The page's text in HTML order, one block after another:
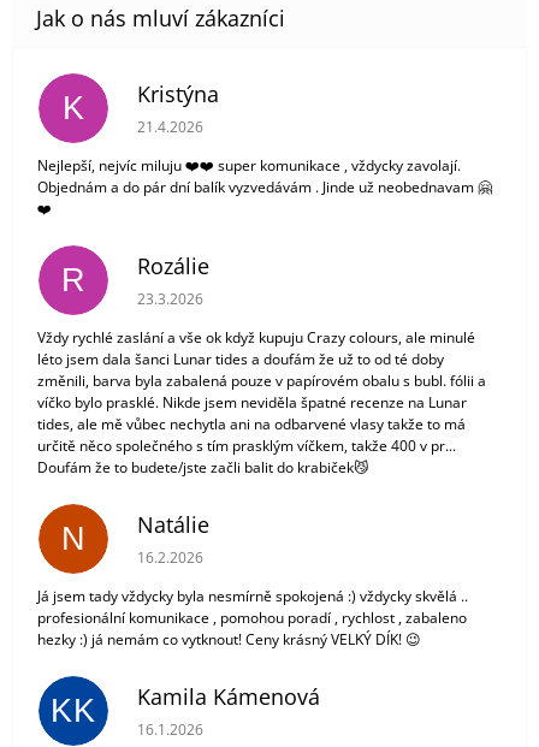
K Kristýna
Hodnocení obchodu je 5 z 5 hvězdiček.
21.4.2026
Nejlepší, nejvíc miluju ❤️❤️ super komunikace , vždycky zavolají.
Objednám a do pár dní balík vyzvedávám . Jinde už neobednavam 🤗
❤️
R Rozálie
Hodnocení obchodu je 3 z 5 hvězdiček.
23.3.2026
Vždy rychlé zaslání a vše ok když kupuju Crazy colours, ale minulé
léto jsem dala šanci Lunar tides a doufám že už to od té doby
změnili, barva byla zabalená pouze v papírovém obalu s bubl. fólii a
víčko bylo prasklé. Nikde jsem neviděla špatné recenze na Lunar
tides, ale mě vůbec nechytla ani na odbarvené vlasy takže to má
určitě něco společného s tím prasklým víčkem, takže 400 v pr...
Doufám že to budete/jste začli balit do krabiček😼
N Natálie
Hodnocení obchodu je 5 z 5 hvězdiček.
16.2.2026
Já jsem tady vždycky byla nesmírně spokojená :) vždycky skvělá ..
profesionální komunikace , pomohou poradí , rychlost , zabaleno
hezky :) já nemám co vytknout! Ceny krásný VELKÝ DÍK! 😉
KK Kamila Kámenová
Hodnocení obchodu je 5 z 5 hvězdiček.
16.1.2026